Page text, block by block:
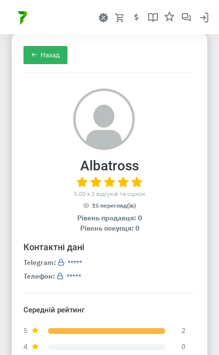
Назад
Albatross
5.00 з 2 відгуків та оцінок
15 перегляд(ів)
Рівень продавця: 0
Рівень покупця: 0
Контактні дані
Telegram:
*****
Телефон:
*****
Середній рейтинг
5
2
4
0